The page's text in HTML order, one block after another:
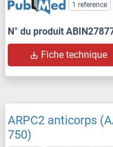
1 reference
N° du produit
Fiche technique
ARPC2 anticorps
750)